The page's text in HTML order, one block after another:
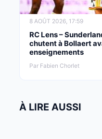
8 AOÛT 2026, 17:59
RC Lens –
chutent à Bollaert
enseignements
Par Fabien Chorlet
À LIRE AUSSI